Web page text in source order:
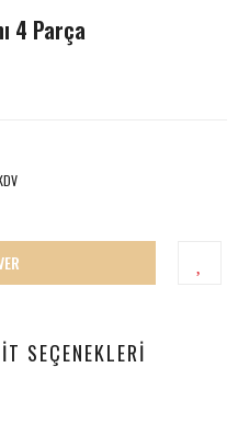
4 Parça
SEÇENEKLERI